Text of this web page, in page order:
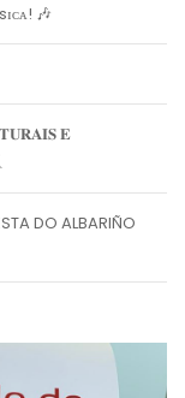
🎶
𝐄
DO ALBARIÑO